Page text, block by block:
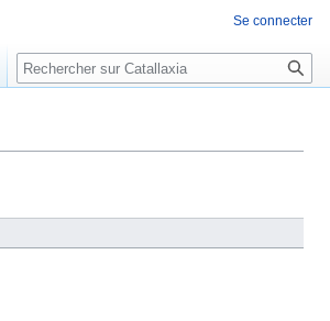
Se connecter
Rechercher